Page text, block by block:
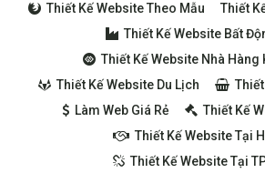
Thiết Kế Website Theo Mẫu
Thiết
Thiết Kế Website Bất
Thiết Kế Website Nhà Hàng
Thiết Kế Website Du Lịch
Làm Web Giá Rẻ
Thiết Kế
Thiết Kế Website Tại
Thiết Kế Website Tại